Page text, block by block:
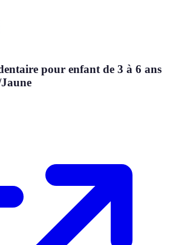
pour enfant de 3 à 6 ans